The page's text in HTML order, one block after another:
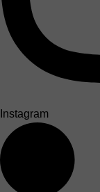
Instagram